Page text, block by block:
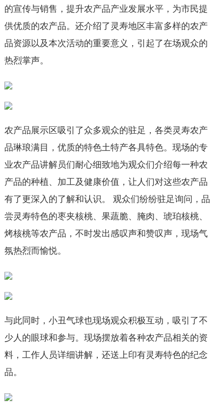
的宣传与销售，提升农产品产业发展水平，为市民提
供优质的农产品。还介绍了灵寿地区丰富多样的农产
品资源以及本次活动的重要意义，引起了在场观众的
热烈掌声。
农产品展示区吸引了众多观众的驻足，各类灵寿农产
品琳琅满目，优质的特色土特产各具特色。现场的专
业农产品讲解员们耐心细致地为观众们介绍每一种农
产品的种植、加工及健康价值，让人们对这些农产品
有了更深入的了解和认识。 观众们纷纷驻足询问，品
尝灵寿特色的枣夹核桃、果蔬脆、腌肉、琥珀核桃、
烤核桃等农产品，不时发出感叹声和赞叹声，现场气
氛热烈而愉悦。
与此同时，小丑气球也现场观众积极互动，吸引了不
少人的眼球和参与。现场摆放着各种农产品相关的资
料，工作人员详细讲解，还送上印有灵寿特色的纪念
品。